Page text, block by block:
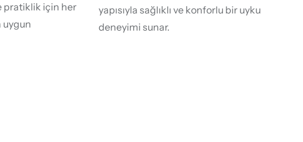
pratiklik için her
uygun
yapısıyla sağlıklı ve konforlu bir uyku
deneyimi sunar.